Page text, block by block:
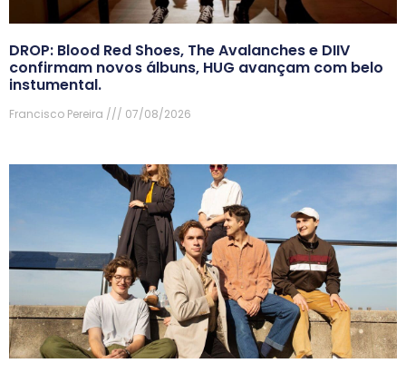
DROP: Blood Red Shoes, The Avalanches e DIIV
confirmam novos álbuns, HUG avançam com belo
instumental.
Francisco Pereira 07/08/2026